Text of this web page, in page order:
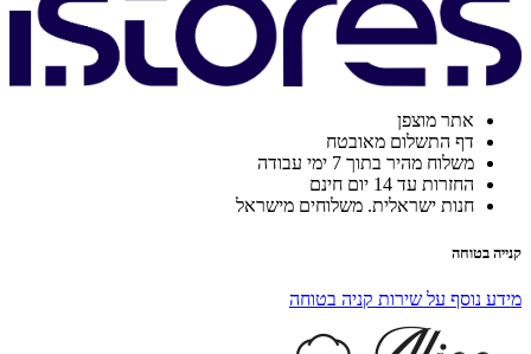
אתר מוצפן
דף התשלום מאובטח
משלוח מהיר בתוך 7 ימי עבודה
החזרות עד 14 יום חינם
חנות ישראלית. משלוחים מישראל
קנייה בטוחה
מידע נוסף על שירות קניה בטוחה